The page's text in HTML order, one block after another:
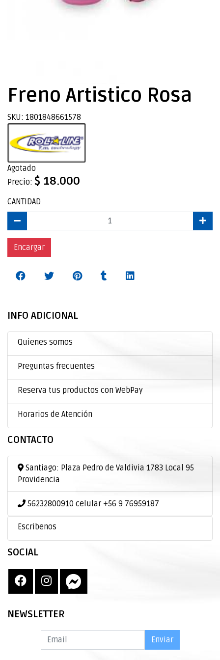
Freno Artistico Rosa
SKU: 1801848661578
Agotado
Precio: $ 18.000
CANTIDAD
Encargar
INFO ADICIONAL
Quienes somos
Preguntas frecuentes
Reserva tus productos con WebPay
Horarios de Atención
CONTACTO
Santiago: Plaza Pedro de Valdivia 1783 Local 95
Providencia
56232800910 celular +56 9 76959187
Escribenos
SOCIAL
NEWSLETTER
Enviar